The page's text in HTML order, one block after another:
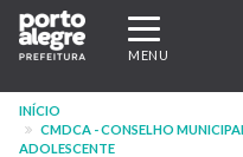
Pular
para
conteúdo
principal
Expandir/
navegação
MENU
INÍCIO
CMDCA - CONSELHO
ADOLESCENTE